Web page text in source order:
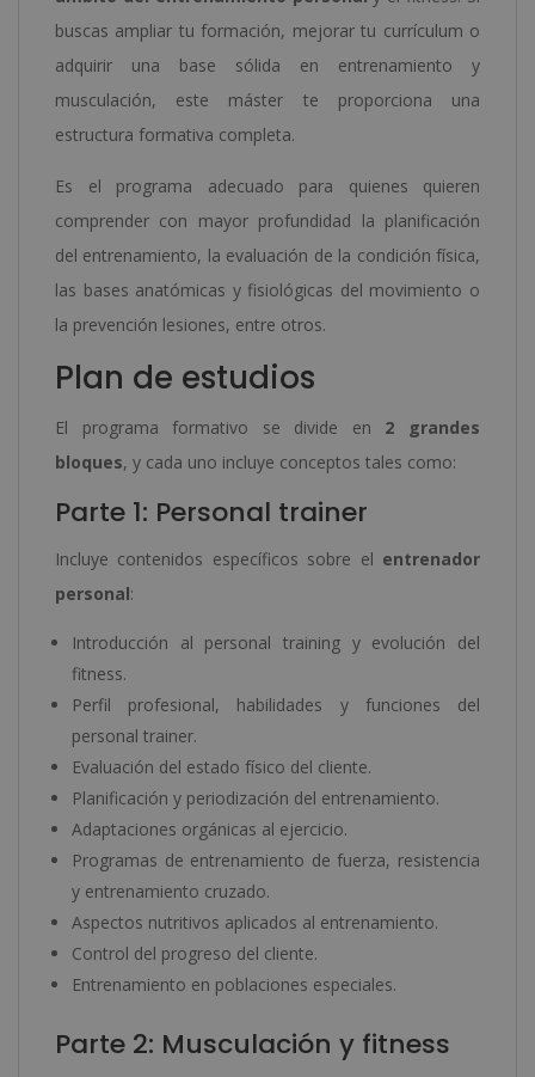
buscas ampliar tu formación, mejorar tu currículum o
adquirir una base sólida en entrenamiento y
musculación, este máster te proporciona una
estructura formativa completa.
Es el programa adecuado para quienes quieren
comprender con mayor profundidad la planificación
del entrenamiento, la evaluación de la condición física,
las bases anatómicas y fisiológicas del movimiento o
la prevención lesiones, entre otros.
Plan de estudios
El programa formativo se divide en 2 grandes
bloques, y cada uno incluye conceptos tales como:
Parte 1: Personal trainer
Incluye contenidos específicos sobre el entrenador
personal:
Introducción al personal training y evolución del
fitness.
Perfil profesional, habilidades y funciones del
personal trainer.
Evaluación del estado físico del cliente.
Planificación y periodización del entrenamiento.
Adaptaciones orgánicas al ejercicio.
Programas de entrenamiento de fuerza, resistencia
y entrenamiento cruzado.
Aspectos nutritivos aplicados al entrenamiento.
Control del progreso del cliente.
Entrenamiento en poblaciones especiales.
Parte 2: Musculación y fitness